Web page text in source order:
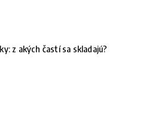
z akých častí sa skladajú?